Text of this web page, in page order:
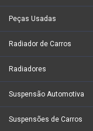
Peças Usadas
Radiador de Carros
Radiadores
Suspensão Automotiva
Suspensões de Carros